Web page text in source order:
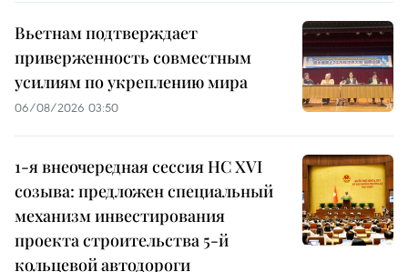
Вьетнам подтверждает
приверженность совместным
усилиям по укреплению мира
06/08/2026 03:50
1-я внеочередная сессия НС XVI
созыва: предложен специальный
механизм инвестирования
проекта строительства 5-й
кольцевой автодороги